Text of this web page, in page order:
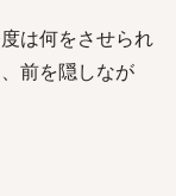
は何をさせられ
前を隠しなが